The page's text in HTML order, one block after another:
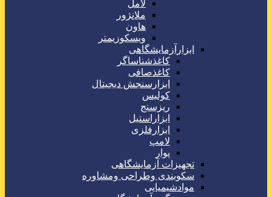
لامل
ملانژور
هاون
ویسکوزیمتر
ابزارآزمایشگاهی
کاغذشناساگر
کاغذصافی
ابزارسنجش دیجیتال
کولیس
ریزسنج
ابزاراستیل
ابزارفلزی
لامپ
پوار
تجهیزات آزمایشگاهی
سکوبندی وطراحی ومشاوره
موادشیمیایی